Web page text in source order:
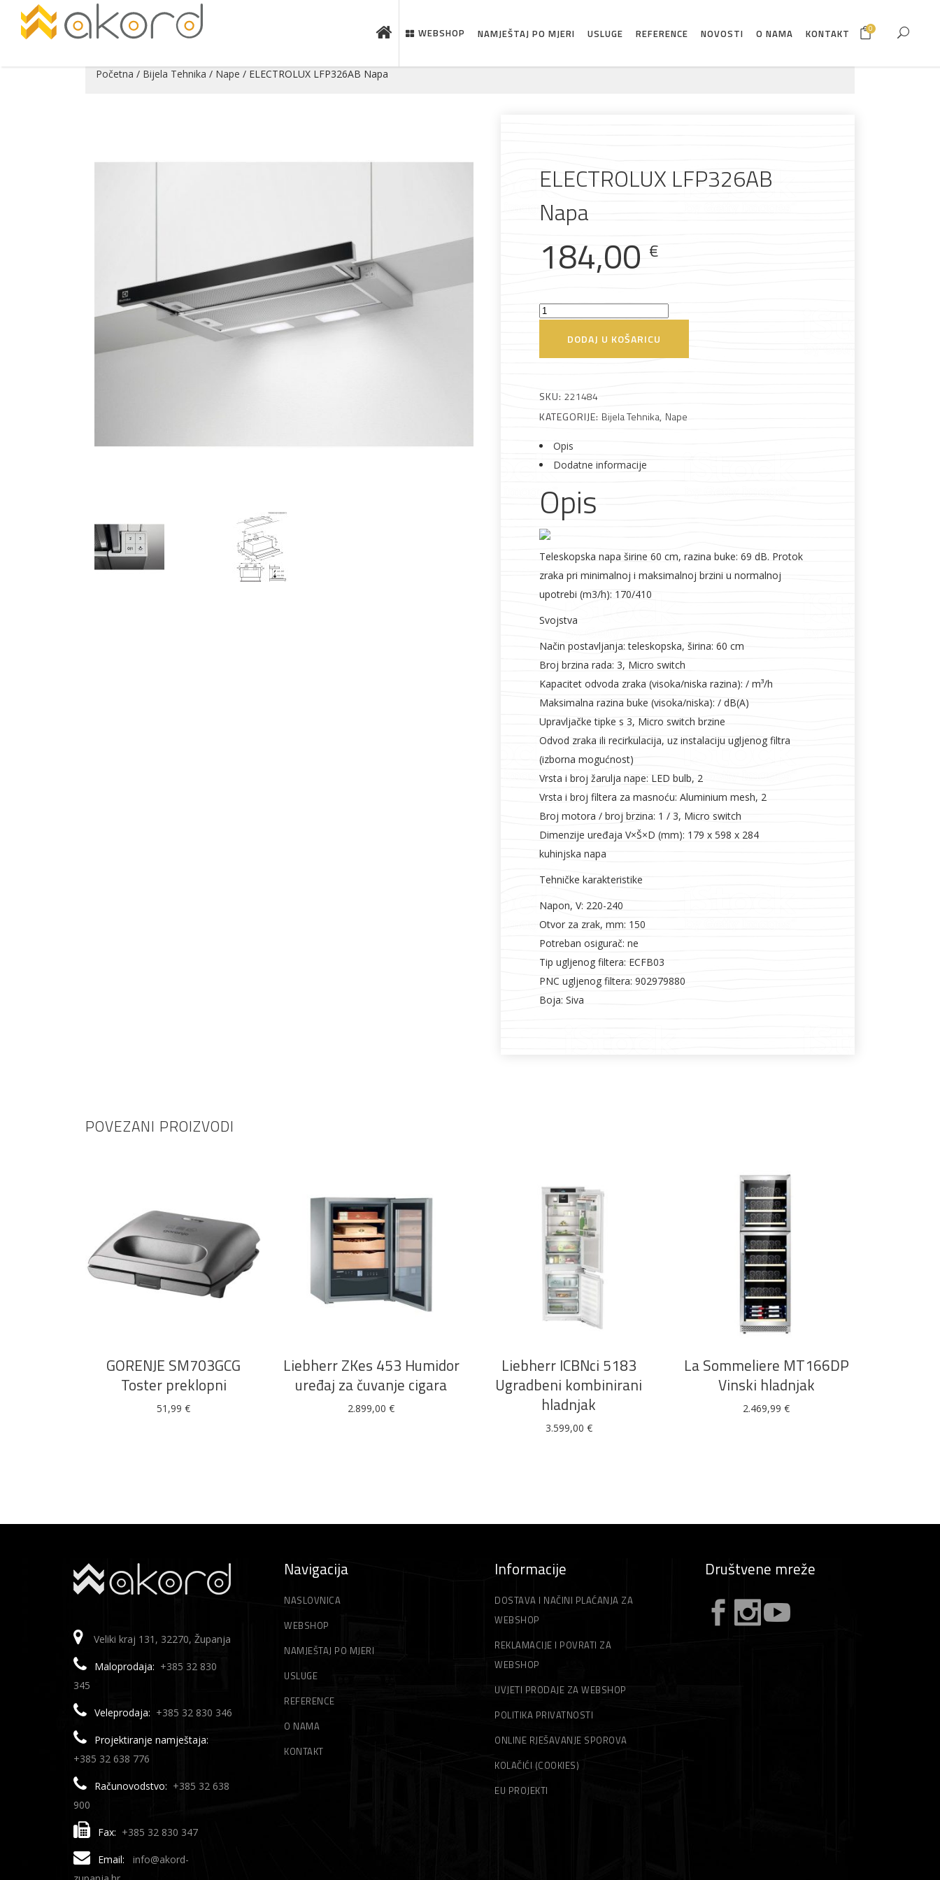
Pogledajte što je novo u ponudi
Rasvjeta
Vodomaterijal Elektromaterijal
WEBSHOP NAMJEŠTAJ PO MJERI USLUGE REFERENCE NOVOSTI O NAMA KONTAKT 0
Početna / Bijela Tehnika / Nape / ELECTROLUX LFP326AB Napa
ELECTROLUX LFP326AB
Napa
184,00 €
ELECTROLUX
DODAJ U KOŠARICU
SKU: 221484
KATEGORIJE: Bijela Tehnika, Nape
Opis
Dodatne informacije
Opis
Teleskopska napa širine 60 cm, razina buke: 69 dB. Protok
zraka pri minimalnoj i maksimalnoj brzini u normalnoj
upotrebi (m3/h): 170/410
Svojstva
Način postavljanja: teleskopska, širina: 60 cm
Broj brzina rada: 3, Micro switch
Kapacitet odvoda zraka (visoka/niska razina): / m³/h
Maksimalna razina buke (visoka/niska): / dB(A)
Upravljačke tipke s 3, Micro switch brzine
Odvod zraka ili recirkulacija, uz instalaciju ugljenog filtra
(izborna mogućnost)
Vrsta i broj žarulja nape: LED bulb, 2
Vrsta i broj filtera za masnoću: Aluminium mesh, 2
Broj motora / broj brzina: 1 / 3, Micro switch
Dimenzije uređaja V×Š×D (mm): 179 x 598 x 284
kuhinjska napa
Tehničke karakteristike
Napon, V: 220-240
Otvor za zrak, mm: 150
Potreban osigurač: ne
Tip ugljenog filtera: ECFB03
PNC ugljenog filtera: 902979880
Boja: Siva
POVEZANI PROIZVODI
GORENJE SM703GCG
Toster preklopni
51,99€
DODAJ U KOŠARICU
Liebherr ZKes 453 Humidor
uređaj za čuvanje cigara
2.899,00€
DODAJ U KOŠARICU
Liebherr ICBNci 5183
Ugradbeni kombinirani
hladnjak
3.599,00 €
DODAJ U KOŠARICU
La Sommeliere MT166DP
Vinski hladnjak
2.469,99€
Veliki kraj 131, 32270, Županja
Maloprodaja: +385 32 830
345
Veleprodaja: +385 32 830 346
Projektiranje namještaja:
+385 32 638 776
Računovodstvo: +385 32 638
900
Fax: +385 32 830 347
Email:
info@akord-
Navigacija
NASLOVNICA
WEBSHOP
NAMJEŠTAJ PO MJERI
USLUGE
REFERENCE
O NAMA
KONTAKT
Informacije
DOSTAVA I NAČINI PLAĆANJA ZA
WEBSHOP
REKLAMACIJE I POVRATI ZA
WEBSHOP
UVJETI PRODAJE ZA WEBSHOP
POLITIKA PRIVATNOSTI
ONLINE RJEŠAVANJE SPOROVA
KOLAČIĆI (COOKIES)
EU PROJEKTI
Društvene mreže